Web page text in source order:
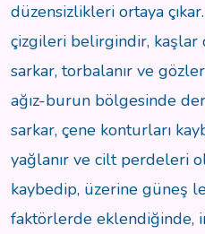
düzensizlikleri ortaya
çizgileri belirgindir, kaşlar
sarkar, torbalanır ve
ağız-burun bölgesinde
sarkar, çene konturları
yağlanır ve cilt perdeleri
kaybedip, üzerine güneş
faktörlerde eklendiğinde,